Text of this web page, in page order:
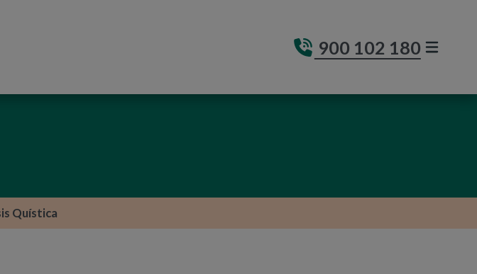
900 102 180
Quística